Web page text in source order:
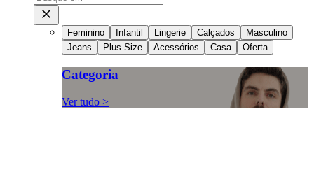
Feminino Infantil Lingerie Calçados
Masculino
Jeans
Plus Size Acessórios Casa Oferta
Categoria
Ver tudo >